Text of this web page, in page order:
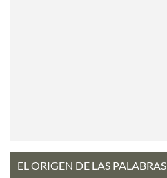
EL ORIGEN DE LAS PALABRAS